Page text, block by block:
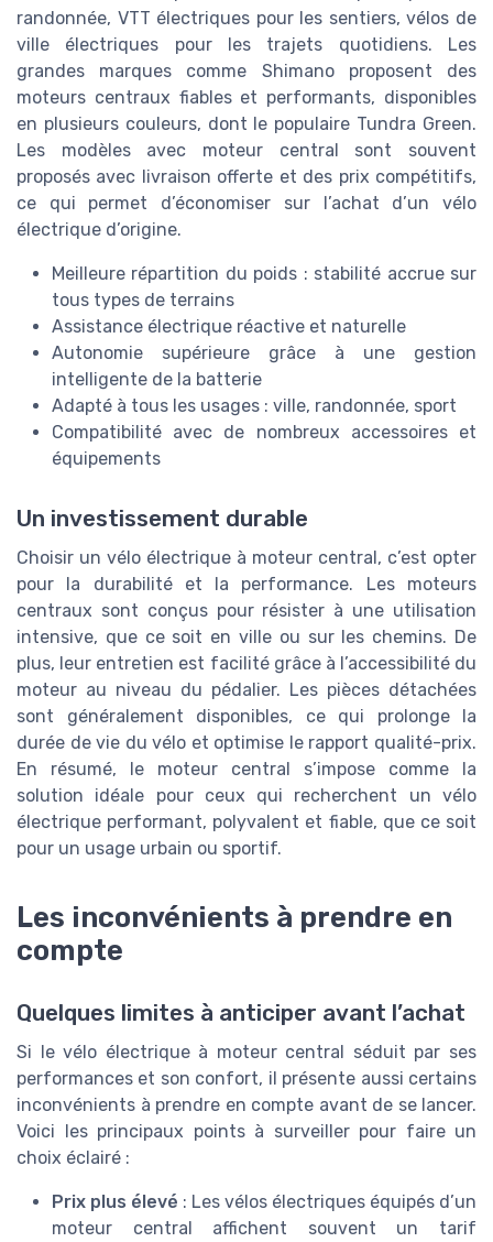
randonnée, VTT électriques pour les sentiers, vélos de
ville électriques pour les trajets quotidiens. Les
grandes marques comme Shimano proposent des
moteurs centraux fiables et performants, disponibles
en plusieurs couleurs, dont le populaire Tundra Green.
Les modèles avec moteur central sont souvent
proposés avec livraison offerte et des prix compétitifs,
ce qui permet d’économiser sur l’achat d’un vélo
électrique d’origine.
Meilleure répartition du poids : stabilité accrue sur
tous types de terrains
Assistance électrique réactive et naturelle
Autonomie supérieure grâce à une gestion
intelligente de la batterie
Adapté à tous les usages : ville, randonnée, sport
Compatibilité avec de nombreux accessoires et
équipements
Un investissement durable
Choisir un vélo électrique à moteur central, c’est opter
pour la durabilité et la performance. Les moteurs
centraux sont conçus pour résister à une utilisation
intensive, que ce soit en ville ou sur les chemins. De
plus, leur entretien est facilité grâce à l’accessibilité du
moteur au niveau du pédalier. Les pièces détachées
sont généralement disponibles, ce qui prolonge la
durée de vie du vélo et optimise le rapport qualité-prix.
En résumé, le moteur central s’impose comme la
solution idéale pour ceux qui recherchent un vélo
électrique performant, polyvalent et fiable, que ce soit
pour un usage urbain ou sportif.
Les inconvénients à prendre en
compte
Quelques limites à anticiper avant l’achat
Si le vélo électrique à moteur central séduit par ses
performances et son confort, il présente aussi certains
inconvénients à prendre en compte avant de se lancer.
Voici les principaux points à surveiller pour faire un
choix éclairé :
Prix plus élevé : Les vélos électriques équipés d’un
moteur central affichent souvent un tarif